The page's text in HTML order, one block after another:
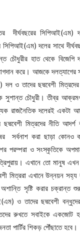
দীর্ঘবছরের সিপিআই(এম)
দলের সাথে
চৌধুরীর হাত থেকে বিজেপি
করে। আজকে দলত্যাগের
ও তাদের ছদ্মবেশী মিত্রদের
চৌধুরী। তীব্র
রাজনৈতিক দলেরই একটা
মিত্রদের নীতি
সর্বনাশ করা ছাড়া কোনও
পরম্পরা ও সংস্কৃতিকে
এখানে তো মানুষ
মিত্ররা এখানে উন্নয়ন সহ্য
সৃষ্টি করার চক্রান্ত
ও তাদের ছদ্মবেশী
রুখতে সবাইকে একজোট
পার্টির শিকড় পৌঁছাতে হবে।